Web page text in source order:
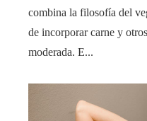
combina la filosofía del
de incorporar carne y
moderada. E...